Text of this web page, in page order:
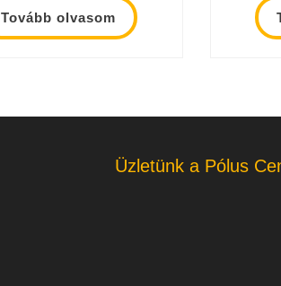
Tovább olvasom
Üzletünk a Pólus